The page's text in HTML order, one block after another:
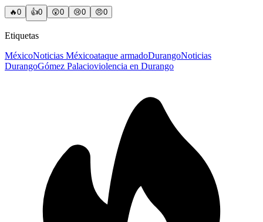
🔥0 👍0 😲0 😢0 😠0
Etiquetas
MéxicoNoticias Méxicoataque armadoDurangoNoticias
DurangoGómez Palacioviolencia en Durango